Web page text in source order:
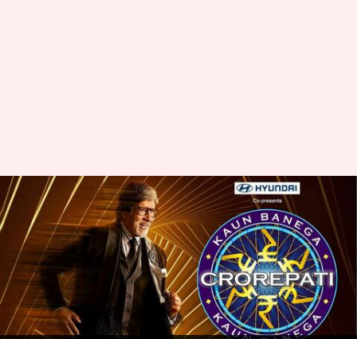
'KBC 15': इस बार शो में होंगे ये
बदलाव, जानिए कौन करता है सवालों
को तैयार
लेखन मेघा Aug 13, 2023 03:21 pm
क्या है खबर?